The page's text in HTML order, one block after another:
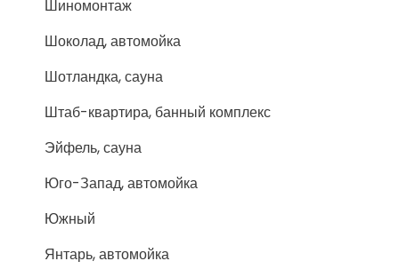
Шиномонтаж
Шоколад, автомойка
Шотландка, сауна
Штаб-квартира, банный комплекс
Эйфель, сауна
Юго-Запад, автомойка
Южный
Янтарь, автомойка